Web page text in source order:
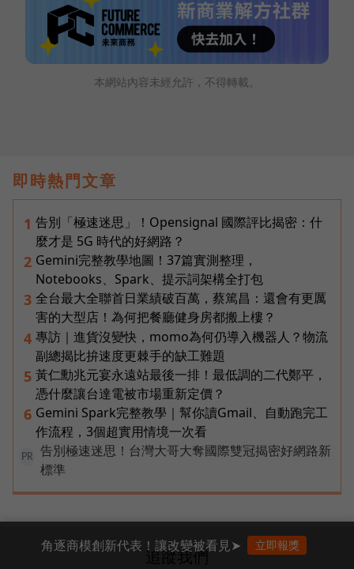
本網站內容未經允許，不得轉載。
即時熱門文章
1 告別「極速迷思」！Opensignal 國際評比揭密：什
麼才是 5G 時代的好網路？
2 Gemini完整教學地圖！37篇實測整理，
Notebooks、Spark、提示詞架構全打包
3 全台最大全聯首日業績破百萬，蔡篤昌：還會有更厲
害的大型店！為何把餐廳健身房都搬上樓？
4 專訪｜進貨沒變快，momo為何仍導入機器人？物流
副總揭比拚速度更棘手的缺工難題
5 黃仁勳兆元宴永遠站最後一排！最低調的二代鄭平，
憑什麼讓台達電被市場重新定價？
6 Gemini Spark完整教學｜幫你讀Gmail、自動跑完工
作流程，3個超實用情境一次看
PR
告別極速迷思！台灣大哥大奪國際雙冠揭密好網路新
標準
追蹤我們
角逐商模創新代表！讓改變被看見➤ 立即報獎